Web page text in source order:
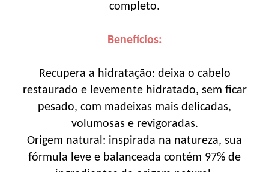
completo.
Benefícios:
Recupera a hidratação: deixa o cabelo
restaurado e levemente hidratado, sem ficar
pesado, com madeixas mais delicadas,
volumosas e revigoradas.
Origem natural: inspirada na natureza, sua
fórmula leve e balanceada contém 97% de